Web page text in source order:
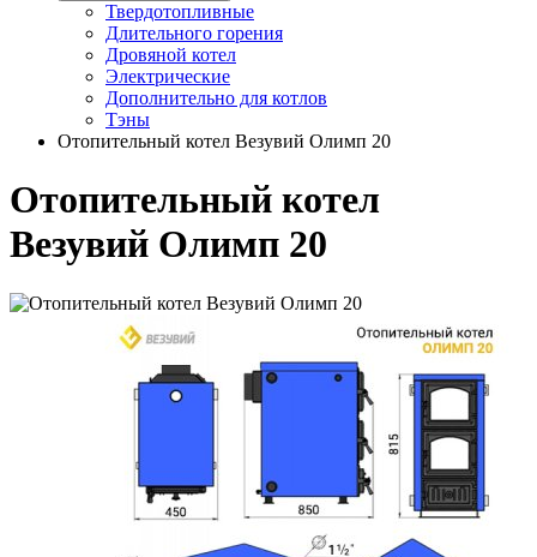
Твердотопливные
Длительного горения
Дровяной котел
Электрические
Дополнительно для котлов
Тэны
Отопительный котел Везувий Олимп 20
Отопительный котел
Везувий Олимп 20